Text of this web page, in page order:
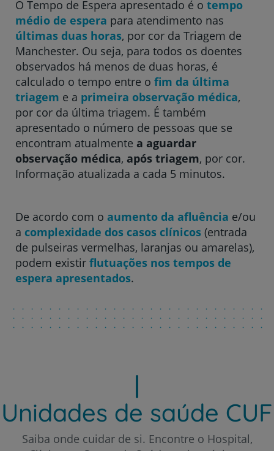
Hospital CUF Descobertas - Lisboa
Hospital CUF Faro
Clínica CUF Funchal
Clínica CUF Guia - AlgarveShopping
Hospital CUF Madeira
Hospital CUF Santarém
Hospital CUF Sintra
Hospital CUF Tejo - Lisboa
O Tempo de Espera apresentado é o tempo
médio de espera para atendimento nas
últimas duas horas, por cor da Triagem de
Manchester. Ou seja, para todos os doentes
observados há menos de duas horas, é
calculado o tempo entre o fim da última
triagem e a primeira observação médica,
por cor da última triagem. É também
apresentado o número de pessoas que se
encontram atualmente a aguardar
observação médica, após triagem, por cor.
Informação atualizada a cada 5 minutos.
De acordo com o aumento da afluência e/ou
a complexidade dos casos clínicos (entrada
de pulseiras vermelhas, laranjas ou amarelas),
podem existir flutuações nos tempos de
espera apresentados.
Unidades de saúde CUF
Saiba onde cuidar de si. Encontre o Hospital,